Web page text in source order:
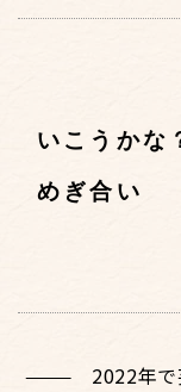
いこうかな
めぎ合い
2022年